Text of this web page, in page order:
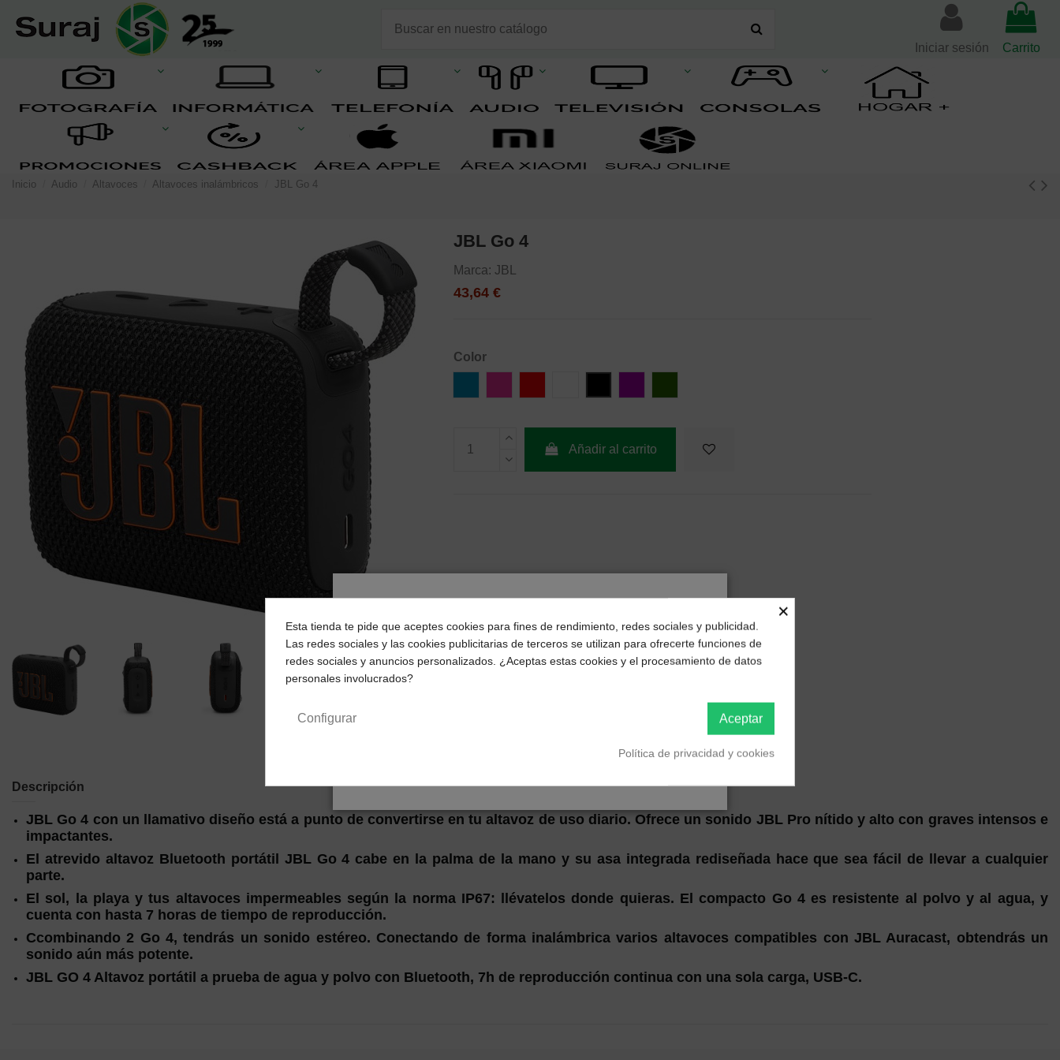
Iniciar sesión Carrito
Inicio Audio Altavoces Altavoces inalámbricos JBL Go 4
JBL Go 4
Marca: JBL
43,64 €
Color
Añadir al carrito
Descripción
JBL Go 4 con un llamativo diseño está a punto de convertirse en tu altavoz de uso diario. Ofrece un sonido JBL Pro nítido y alto con graves intensos e
impactantes.
El atrevido altavoz Bluetooth portátil JBL Go 4 cabe en la palma de la mano y su asa integrada rediseñada hace que sea fácil de llevar a cualquier
parte.
El sol, la playa y tus altavoces impermeables según la norma IP67: llévatelos donde quieras. El compacto Go 4 es resistente al polvo y al agua, y
cuenta con hasta 7 horas de tiempo de reproducción.
Ccombinando 2 Go 4, tendrás un sonido estéreo. Conectando de forma inalámbrica varios altavoces compatibles con JBL Auracast, obtendrás un
sonido aún más potente.
JBL GO 4 Altavoz portátil a prueba de agua y polvo con Bluetooth, 7h de reproducción continua con una sola carga, USB-C.
¿Dónde deseas recibir tu pedido?
Selecciona tu ubicación para mostrarte los precios e
impuestos correctos para tu región.
×
Esta tienda te pide que aceptes cookies para fines de rendimiento, redes sociales y publicidad.
Las redes sociales y las cookies publicitarias de terceros se utilizan para ofrecerte funciones de
redes sociales y anuncios personalizados. ¿Aceptas estas cookies y el procesamiento de datos
personales involucrados?
Aceptar
Configurar
Política de privacidad y cookies